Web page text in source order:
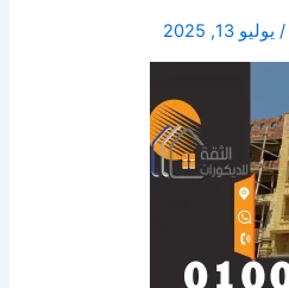
/ يوليو 13, 2025